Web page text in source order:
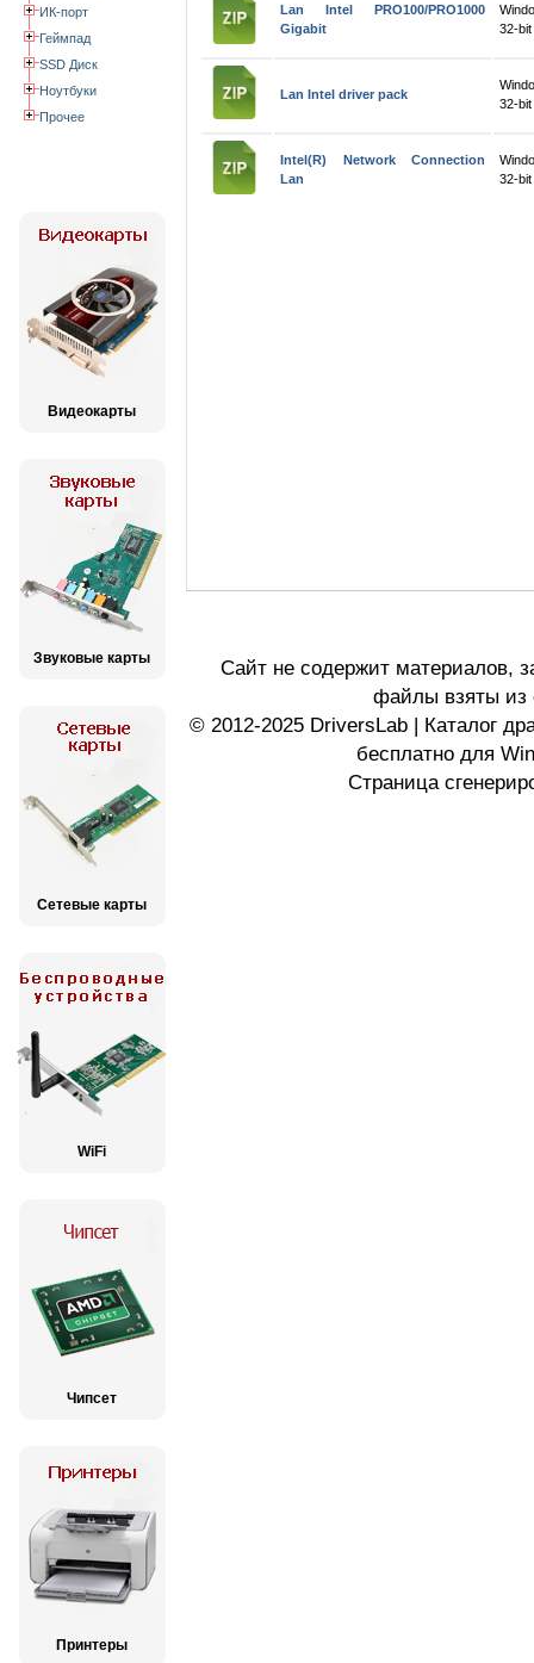
ИК-порт
Геймпад
SSD Диск
Ноутбуки
Прочее
Видеокарты
Звуковые карты
Сетевые карты
WiFi
Чипсет
Принтеры
Lan Intel PRO100/PRO1000
Gigabit
32-
Lan Intel driver pack
32-
Intel(R) Network Connection
Lan
32-
Сайт не содержит материалов,
файлы взяты из
© 2012-2025 DriversLab | Каталог
бесплатно для
Страница